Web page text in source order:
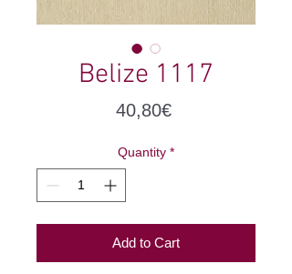
Belize 1117
40,80€Price
Quantity *
Add to Cart